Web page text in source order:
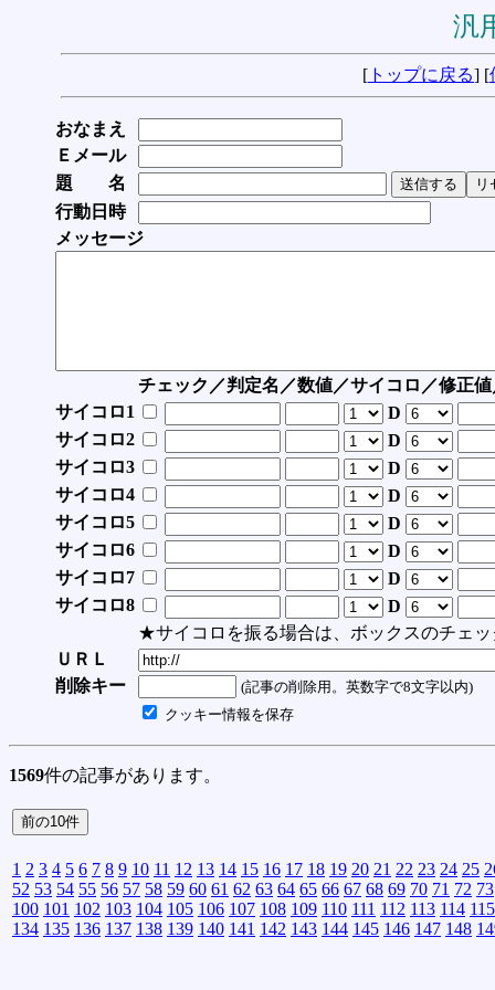
汎
[ トップに戻る] [
おなまえ
Ｅメール
題 名
行動日時
メッセージ
チェック／判定名／数値／サイコロ／修正
サイコロ1
D
サイコロ2
D
サイコロ3
D
サイコロ4
D
サイコロ5
D
サイコロ6
D
サイコロ7
D
サイコロ8
D
★サイコロを振る場合は、ボックスのチェッ
ＵＲＬ
削除キー
(記事の削除用。英数字で8文字以内)
クッキー情報を保存
1569件の記事があります。
1 2 3 4 5 6 7 8 9 10 11 12 13 14 15 16 17 18 19 20 21 22 23 24 25
52 53 54 55 56 57 58 59 60 61 62 63 64 65 66 67 68 69 70 71 72 73
100 101 102 103 104 105 106 107 108 109 110 111 112 113 114 115
134 135 136 137 138 139 140 141 142 143 144 145 146 147 148